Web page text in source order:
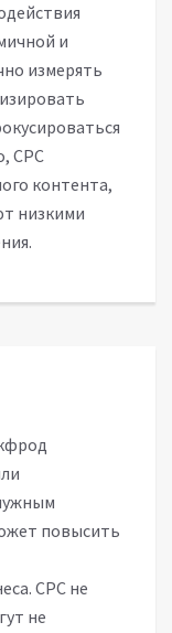
и
измерять
CPC
контента,
низкими
повысить
CPC не
не